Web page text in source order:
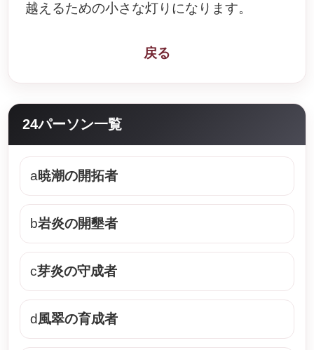
越えるための小さな灯りになります。
戻る
24パーソン一覧
a暁潮の開拓者
b岩炎の開墾者
c芽炎の守成者
d 風翠の育成者